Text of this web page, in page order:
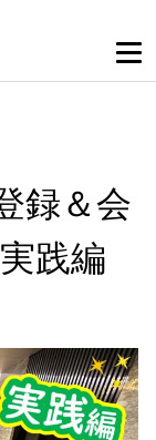
録＆会
践編